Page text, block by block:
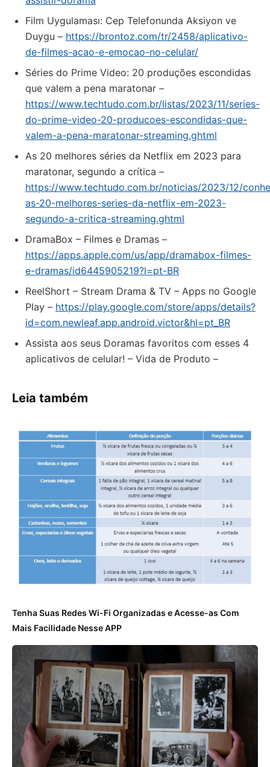
Film Uygulaması: Cep Telefonunda Aksiyon ve
Duygu – https://brontoz.com/tr/2458/aplicativo-
de-filmes-acao-e-emocao-no-celular/
Séries do Prime Video: 20 produções escondidas
que valem a pena maratonar –
https://www.techtudo.com.br/listas/2023/11/series-
do-prime-video-20-producoes-escondidas-que-
valem-a-pena-maratonar-streaming.ghtml
As 20 melhores séries da Netflix em 2023 para
maratonar, segundo a crítica –
https://www.techtudo.com.br/noticias/2023/12/
as-20-melhores-series-da-netflix-em-2023-
segundo-a-critica-streaming.ghtml
‎DramaBox – Filmes e Dramas –
https://apps.apple.com/us/app/dramabox-filmes-
e-dramas/id6445905219?l=pt-BR
ReelShort – Stream Drama & TV – Apps no Google
Play – https://play.google.com/store/apps/details?
id=com.newleaf.app.android.victor&hl=pt_BR
Assista aos seus Doramas favoritos com esses 4
aplicativos de celular! – Vida de Produto –
Leia também
Tenha Suas Redes Wi-Fi Organizadas e Acesse-as Com
Mais Facilidade Nesse APP